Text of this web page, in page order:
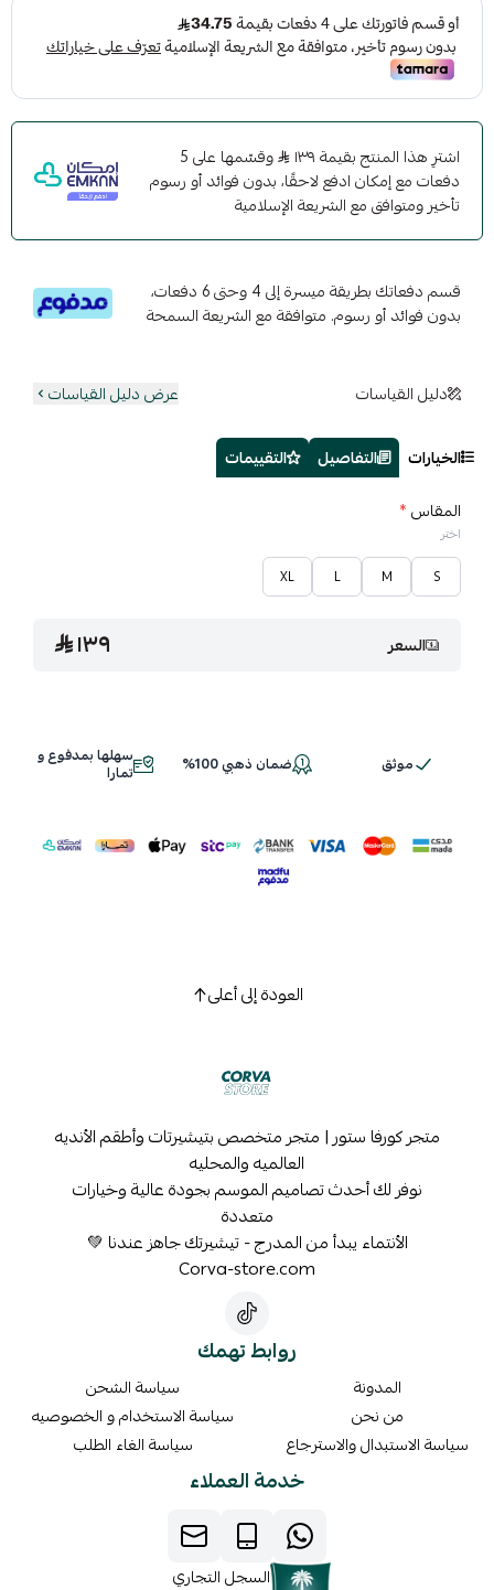
اشترِ هذا المنتج بقيمة ١٣٩
وقسّمها على 5
دفعات مع إمكان ادفع لاحقًا، بدون فوائد أو رسوم
تأخير ومتوافق مع الشريعة الإسلامية
قسم دفعاتك بطريقة ميسرة إلى 4 وحتى 6 دفعات،
بدون فوائد أو رسوم. متوافقة مع الشريعة السمحة
دليل القياسات عرض دليل القياسات
الخيارات التفاصيل
التقييمات
المقاس*
اختر
S
M
L
XL
السعر ١٣٩
موثق ضمان ذهبي 100% سهلها بمدفوع و
تمارا
العودة إلى أعلى
متجر كورفا ستور | متجر متخصص بتيشيرتات وأطقم الأنديه
العالميه والمحليه
نوفر لك أحدث تصاميم الموسم بجودة عالية وخيارات
متعددة
الأنتماء يبدأ من المدرج - تيشيرتك جاهز عندنا 💚
Corva-store.com
روابط تهمك
المدونة
من نحن
سياسة الاستبدال والاسترجاع
سياسة الشحن
سياسة الاستخدام و الخصوصيه
سياسة الغاء الطلب
خدمة العملاء
السجل التجاري